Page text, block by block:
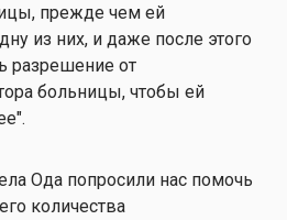
прежде чем ей
из них, и даже после этого
разрешение от
больницы, чтобы ей
Ода попросили нас помочь
количества